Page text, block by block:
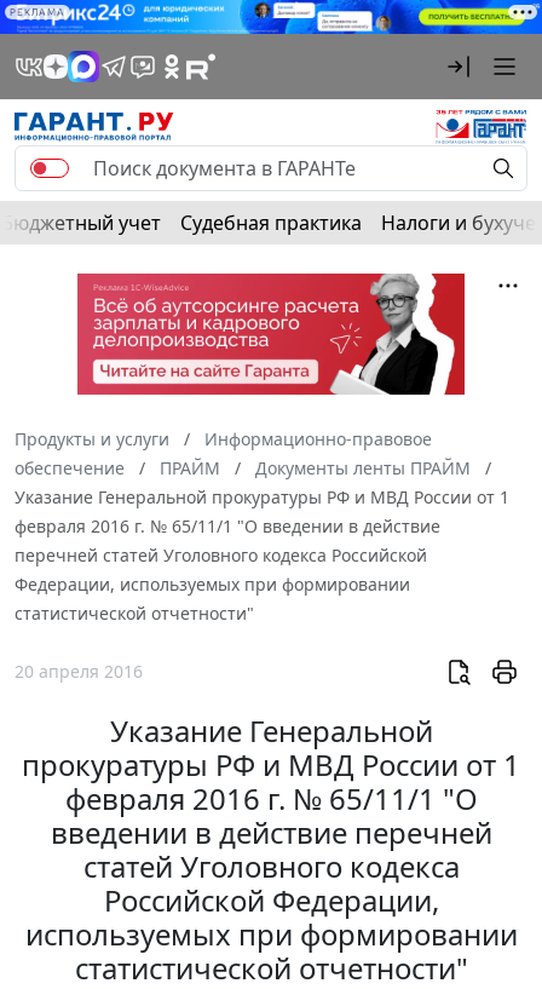
РЕКЛАМА
Бюджетный учет Судебная практика Налоги и
Продукты и услуги
Информационно-правовое
обеспечение
ПРАЙМ
Документы ленты ПРАЙМ
Указание Генеральной прокуратуры РФ и МВД России от 1
февраля 2016 г. № 65/11/1 "О введении в действие
перечней статей Уголовного кодекса Российской
Федерации, используемых при формировании
статистической отчетности"
20 апреля 2016
Указание Генеральной
прокуратуры РФ и МВД России от 1
февраля 2016 г. № 65/11/1 "О
введении в действие перечней
статей Уголовного кодекса
Российской Федерации,
используемых при формировании
статистической отчетности"